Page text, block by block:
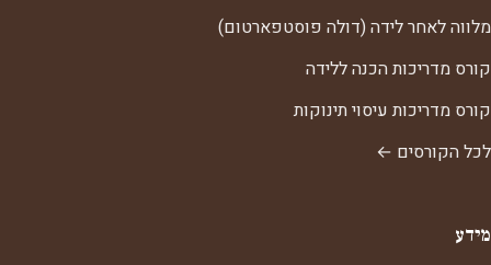
מלווה לאחר לידה (דולה פוסטפארטום)
קורס מדריכות הכנה ללידה
קורס מדריכות עיסוי תינוקות
לכל הקורסים ←
מידע